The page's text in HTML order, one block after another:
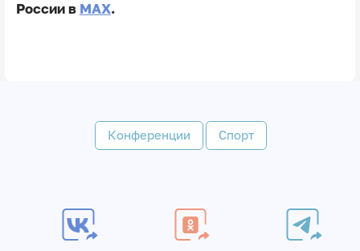
России в MAX.
Конференции Спорт